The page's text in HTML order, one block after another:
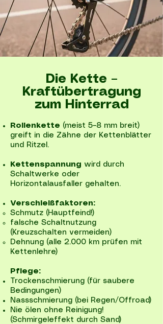
Die Kette –
Kraftübertragung
zum Hinterrad
Rollenkette (meist 5–8 mm breit)
greift in die Zähne der Kettenblätter
und Ritzel.
Kettenspannung wird durch
Schaltwerke oder
Horizontalausfaller gehalten.
Verschleißfaktoren:
Schmutz (Hauptfeind!)
falsche Schaltnutzung
(Kreuzschalten vermeiden)
Dehnung (alle 2.000 km prüfen mit
Kettenlehre)
Pflege:
Trockenschmierung (für saubere
Bedingungen)
Nassschmierung (bei Regen/Offroad)
Nie ölen ohne Reinigung!
(Schmirgeleffekt durch Sand)